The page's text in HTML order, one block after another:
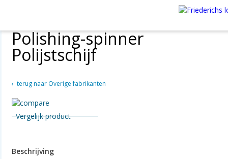
Polishing-spinner
Polijstschijf
terug naar Overige fabrikanten
Vergelijk product
Beschrijving